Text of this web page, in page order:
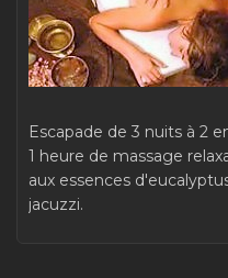
Escapade de 3 nuits à 2
1 heure de massage
aux essences
jacuzzi.